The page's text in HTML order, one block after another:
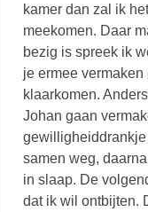
kamer dan zal ik
meekomen. Daar
bezig is spreek ik
je ermee
klaarkomen.
Johan gaan
gewilligheiddrankje
samen weg,
in slaap. De
dat ik wil ontbijten.